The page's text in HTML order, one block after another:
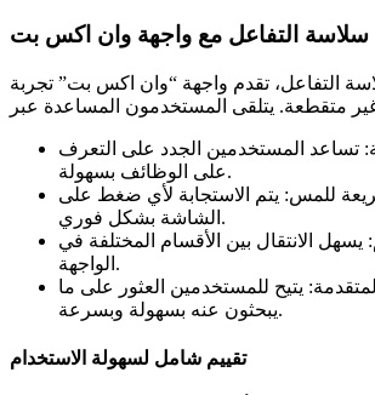
سلاسة التفاعل مع واجهة وان اكس بت
التفاعل، تقدم واجهة “وان اكس بت” تجربة
تساعد المستخدمين الجدد على التعرف
على الوظائف بسهولة.
للمس: يتم الاستجابة لأي ضغط على
الشاشة بشكل فوري.
يسهل الانتقال بين الأقسام المختلفة في
الواجهة.
يتيح للمستخدمين العثور على ما
يبحثون عنه بسهولة وبسرعة.
تقييم شامل لسهولة الاستخدام